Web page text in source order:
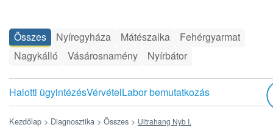
Összes Nyíregyháza Mátészalka
Fehérgyarmat
Nagykálló
Vásárosnamény Nyírbátor
Halotti ügyintézésVérvételLabor bemutatkozás
Kezdőlap > Diagnosztika > Összes > Ultrahang Nyb I.